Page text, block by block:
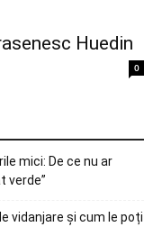
Huedin
0
mici: De ce nu ar
verde”
vidanjare și cum le poți